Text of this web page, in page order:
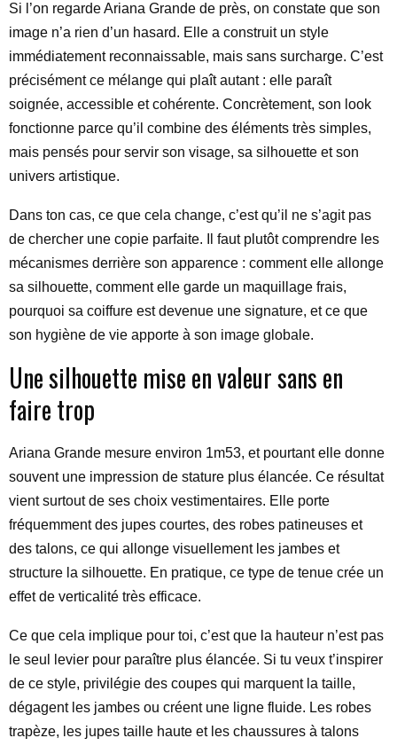
Si l’on regarde Ariana Grande de près, on constate que son
image n’a rien d’un hasard. Elle a construit un style
immédiatement reconnaissable, mais sans surcharge. C’est
précisément ce mélange qui plaît autant : elle paraît
soignée, accessible et cohérente. Concrètement, son look
fonctionne parce qu’il combine des éléments très simples,
mais pensés pour servir son visage, sa silhouette et son
univers artistique.
Dans ton cas, ce que cela change, c’est qu’il ne s’agit pas
de chercher une copie parfaite. Il faut plutôt comprendre les
mécanismes derrière son apparence : comment elle allonge
sa silhouette, comment elle garde un maquillage frais,
pourquoi sa coiffure est devenue une signature, et ce que
son hygiène de vie apporte à son image globale.
Une silhouette mise en valeur sans en
faire trop
Ariana Grande mesure environ 1m53, et pourtant elle donne
souvent une impression de stature plus élancée. Ce résultat
vient surtout de ses choix vestimentaires. Elle porte
fréquemment des jupes courtes, des robes patineuses et
des talons, ce qui allonge visuellement les jambes et
structure la silhouette. En pratique, ce type de tenue crée un
effet de verticalité très efficace.
Ce que cela implique pour toi, c’est que la hauteur n’est pas
le seul levier pour paraître plus élancée. Si tu veux t’inspirer
de ce style, privilégie des coupes qui marquent la taille,
dégagent les jambes ou créent une ligne fluide. Les robes
trapèze, les jupes taille haute et les chaussures à talons